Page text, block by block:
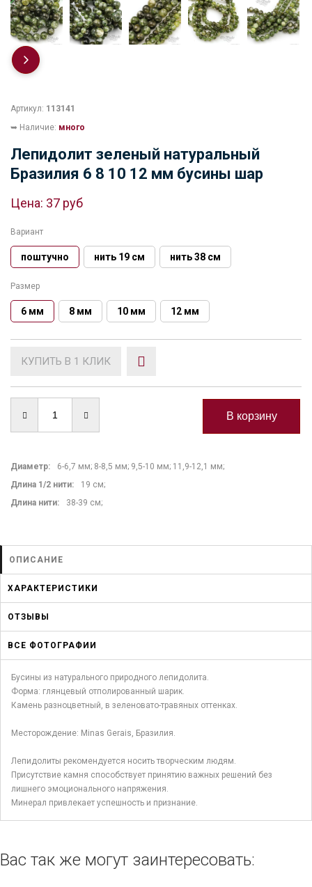
Артикул: 113141
➥ Наличие: много
Лепидолит зеленый натуральный
Бразилия 6 8 10 12 мм бусины шар
Цена: 37 руб
Вариант
поштучно нить 19 см нить 38 см
Размер
6 мм 8 мм 10 мм 12 мм
КУПИТЬ В 1 КЛИК
Диаметр:
6-6,7 мм; 8-8,5 мм; 9,5-10 мм; 11,9-12,1 мм;
Длина 1/2 нити:
19 см;
Длина нити: 38-39 см;
ОПИСАНИЕ
ХАРАКТЕРИСТИКИ
ОТЗЫВЫ
ВСЕ ФОТОГРАФИИ
Бусины из натурального природного лепидолита.
Форма: глянцевый отполированный шарик.
Камень разноцветный, в зеленовато-травяных оттенках.
Месторождение: Minas Gerais, Бразилия.
Лепидолиты рекомендуется носить творческим людям.
Присутствие камня способствует принятию важных решений без
лишнего эмоционального напряжения.
Минерал привлекает успешность и признание.
Вас так же могут заинтересовать: